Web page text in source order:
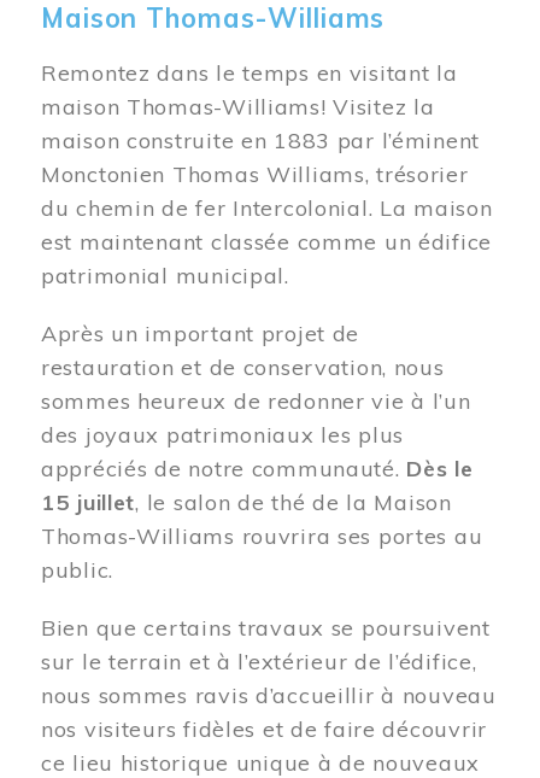
Maison Thomas-Williams
Remontez dans le temps en visitant la
maison Thomas-Williams! Visitez la
maison construite en 1883 par l’éminent
Monctonien Thomas Williams, trésorier
du chemin de fer Intercolonial. La maison
est maintenant classée comme un édifice
patrimonial municipal.
Après un important projet de
restauration et de conservation, nous
sommes heureux de redonner vie à l’un
des joyaux patrimoniaux les plus
appréciés de notre communauté. Dès le
15 juillet, le salon de thé de la Maison
Thomas-Williams rouvrira ses portes au
public.
Bien que certains travaux se poursuivent
sur le terrain et à l’extérieur de l’édifice,
nous sommes ravis d’accueillir à nouveau
nos visiteurs fidèles et de faire découvrir
ce lieu historique unique à de nouveaux